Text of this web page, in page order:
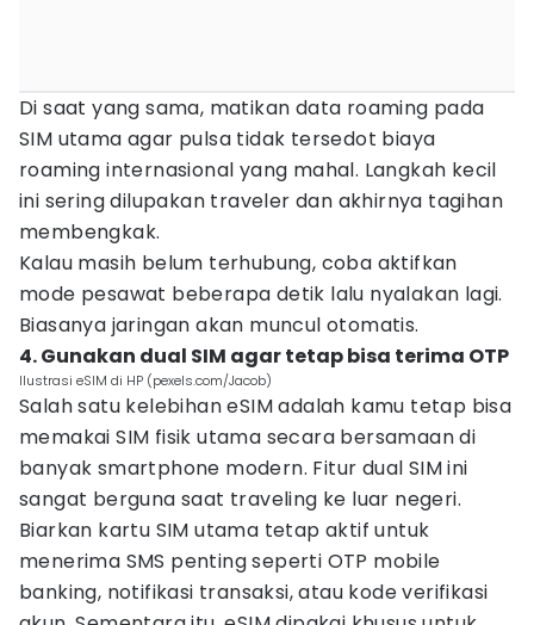
Di saat yang sama, matikan data roaming pada
SIM utama agar pulsa tidak tersedot biaya
roaming internasional yang mahal. Langkah kecil
ini sering dilupakan traveler dan akhirnya tagihan
membengkak.
Kalau masih belum terhubung, coba aktifkan
mode pesawat beberapa detik lalu nyalakan lagi.
Biasanya jaringan akan muncul otomatis.
4. Gunakan dual SIM agar tetap bisa terima OTP
Ilustrasi eSIM di HP (pexels.com/Jacob)
Salah satu kelebihan eSIM adalah kamu tetap bisa
memakai SIM fisik utama secara bersamaan di
banyak smartphone modern. Fitur dual SIM ini
sangat berguna saat traveling ke luar negeri.
Biarkan kartu SIM utama tetap aktif untuk
menerima SMS penting seperti OTP mobile
banking, notifikasi transaksi, atau kode verifikasi